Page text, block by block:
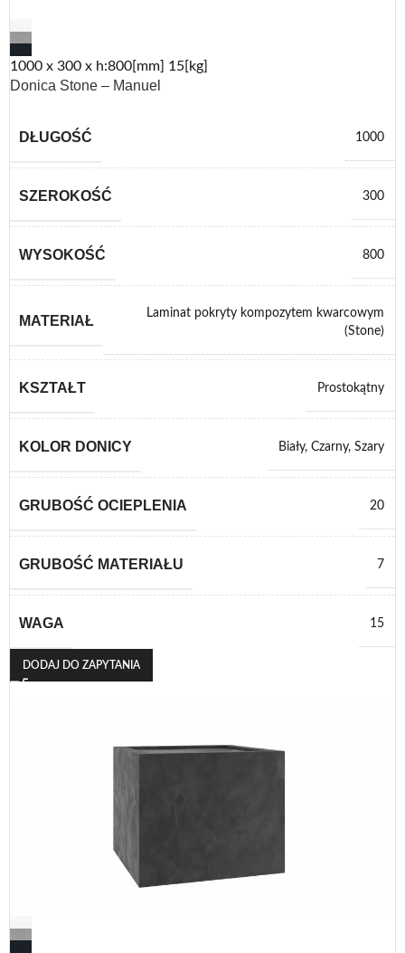
1000 x 300 x h:800[mm] 15[kg]
Donica Stone – Manuel
DŁUGOŚĆ 1000
SZEROKOŚĆ 300
WYSOKOŚĆ 800
MATERIAŁ
Laminat pokryty kompozytem kwarcowym
(Stone)
KSZTAŁT Prostokątny
KOLOR DONICY Biały, Czarny, Szary
GRUBOŚĆ OCIEPLENIA 20
GRUBOŚĆ MATERIAŁU 7
WAGA 15
DODAJ DO ZAPYTANIA